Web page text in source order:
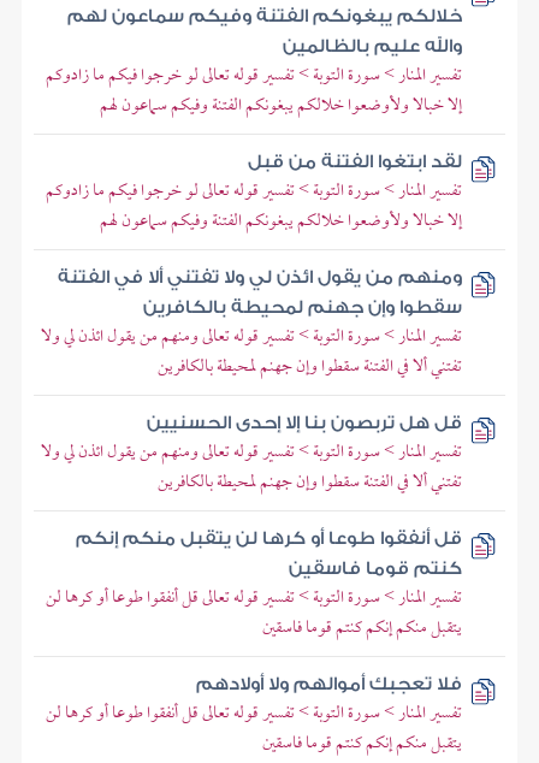
خلالكم يبغونكم الفتنة وفيكم سماعون لهم
والله عليم بالظالمين
تفسير المنار > سورة التوبة > تفسير قوله تعالى لو خرجوا فيكم ما زادوكم
إلا خبالا ولأوضعوا خلالكم يبغونكم الفتنة وفيكم سماعون لهم
لقد ابتغوا الفتنة من قبل
تفسير المنار > سورة التوبة > تفسير قوله تعالى لو خرجوا فيكم ما زادوكم
إلا خبالا ولأوضعوا خلالكم يبغونكم الفتنة وفيكم سماعون لهم
ومنهم من يقول ائذن لي ولا تفتني ألا في الفتنة
سقطوا وإن جهنم لمحيطة بالكافرين
تفسير المنار > سورة التوبة > تفسير قوله تعالى ومنهم من يقول ائذن لي ولا
تفتني ألا في الفتنة سقطوا وإن جهنم لمحيطة بالكافرين
قل هل تربصون بنا إلا إحدى الحسنيين
تفسير المنار > سورة التوبة > تفسير قوله تعالى ومنهم من يقول ائذن لي ولا
تفتني ألا في الفتنة سقطوا وإن جهنم لمحيطة بالكافرين
قل أنفقوا طوعا أو كرها لن يتقبل منكم إنكم
كنتم قوما فاسقين
تفسير المنار > سورة التوبة > تفسير قوله تعالى قل أنفقوا طوعا أو كرها لن
يتقبل منكم إنكم كنتم قوما فاسقين
فلا تعجبك أموالهم ولا أولادهم
تفسير المنار > سورة التوبة > تفسير قوله تعالى قل أنفقوا طوعا أو كرها لن
يتقبل منكم إنكم كنتم قوما فاسقين